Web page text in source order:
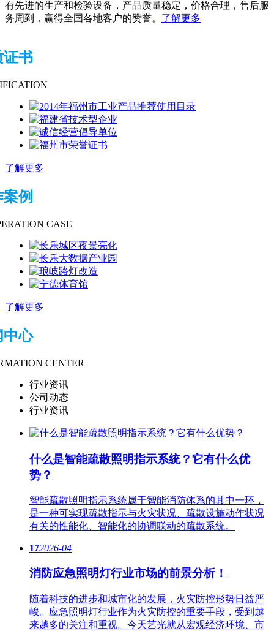
有先进的生产和检验设备，产品质量稳定，价格合理，售后服
务周到，赢得全国各地客户的赞誉。 了解更多
证书
了解更多
例
CASE
了解更多
中心
CENTER
行业资讯
公司动态
行业资讯
什么是智能疏散​照明指示系统？它有什么优
势？
智能疏散​照明指示系统属于智能消防体系的其中一环，
是一种可实现疏散指示与火灾状况、疏散设施动作状况
有关的性能化、智能化的协调联动的疏散系统。
172026-04
消防应急照明灯行业市场的前景分析！
随着科技的进步和城市化的发展，火灾防控形势日益严
峻。应急​照明灯行业作为火灾防控的重要手段，受到越
来越多的关注和重视。今天艺光就从宏观经济环境、市